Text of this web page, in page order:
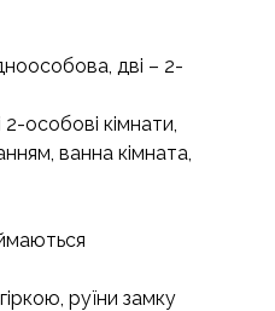
дві – 2-
особові кімнати,
ванна кімната,
руїни замку